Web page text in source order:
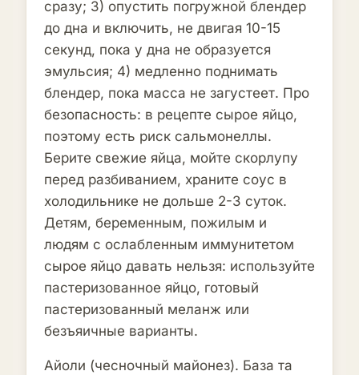
сразу; 3) опустить погружной блендер
до дна и включить, не двигая 10-15
секунд, пока у дна не образуется
эмульсия; 4) медленно поднимать
блендер, пока масса не загустеет. Про
безопасность: в рецепте сырое яйцо,
поэтому есть риск сальмонеллы.
Берите свежие яйца, мойте скорлупу
перед разбиванием, храните соус в
холодильнике не дольше 2-3 суток.
Детям, беременным, пожилым и
людям с ослабленным иммунитетом
сырое яйцо давать нельзя: используйте
пастеризованное яйцо, готовый
пастеризованный меланж или
безъяичные варианты.
Айоли (чесночный майонез). База та